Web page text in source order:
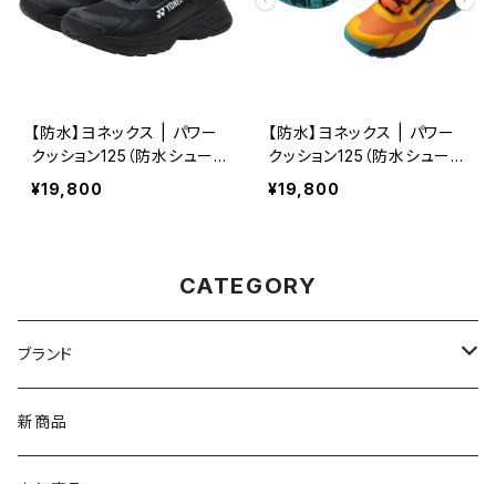
【防水】ヨネックス | パワー
クッション125（防水シュー
ズ） | ブラック | Unisex
¥19,800
【防水】ヨネックス | パワー
クッション125（防水シュー
ズ） | イエロー | Unisex
¥19,800
CATEGORY
ブランド
asics（アシックス）
新商品